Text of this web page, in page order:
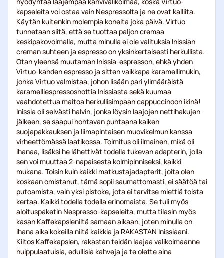
kapseleita voi ostaa vain Nespressolta ja ne ovat kalliita.
Käytän kuitenkin molempia koneita joka päivä. Virtuo
tunnetaan siitä, että se tuottaa paljon cremaa
keskipakovoimalla, mutta minulla ei ole valituksia Inissian
creman suhteen ja espresso on yksinkertaisesti herkullista.
Otan yleensä muutaman Inissia-espresson, ehkä yhden
Virtuo-kahden espresso ja sitten vaikkapa karamellimukin,
jonka Virtuo valmistaa, johon lisään pari ylimääräistä
karamelliespressoshottia Inissiasta sekä kuumaa
vaahdotettua maitoa herkullisimpaan cappuccinoon ikinä!
Inissia oli selvästi halvin, jonka löysin laajojen nettihakujen
jälkeen, se saapui hohtavan puhtaana kaiken
suojapakkauksen ja liimapintaisen muovikelmun kanssa
virheettömässä laatikossa. Toimitus oli ilmainen, mikä oli
ihanaa, lisäksi he lähettivät todella tukevan adapterin, jolla
sen voi muuttaa 2-napaisesta kolmipinniseksi, kaikki
mukana. Toisin kuin kaikki matkustajadapterit, joita olen
koskaan omistanut, tämä sopii saumattomasti, ei säätöä tai
putoamista, vain yksi pistoke, jota ei tarvitse miettiä toista
kertaa. Kaikki todella todella erinomaista. Se tuli myös
aloituspaketin Nespresso-kapseleita, mutta tilasin myös
kasan Kaffekapsleniltä samaan aikaan, joten minulla on
ihana aika kokeilla niitä kaikkia ja RAKASTAN Inissiaani.
Kiitos Kaffekapslen, rakastan teidän laajaa valikoimaanne
huippulaatuisia, edullisia kahveja ja te olette aina